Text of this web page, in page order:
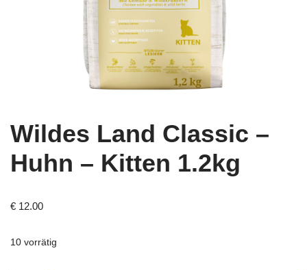
Wildes Land Classic –
Huhn – Kitten 1.2kg
€ 12.00
10 vorrätig